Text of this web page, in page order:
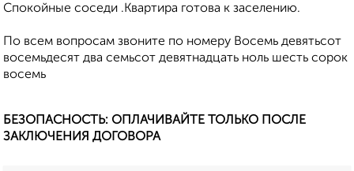
Спокойные соседи .Квартира готова к заселению.
По всем вопросам звоните по номеру Восемь девятьсот
восемьдесят два семьсот девятнадцать ноль шесть сорок
восемь
БЕЗОПАСНОСТЬ: ОПЛАЧИВАЙТЕ ТОЛЬКО ПОСЛЕ
ЗАКЛЮЧЕНИЯ ДОГОВОРА